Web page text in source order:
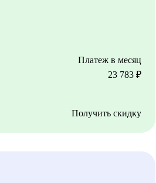
Платеж в месяц
23 783 ₽
Получить скидку